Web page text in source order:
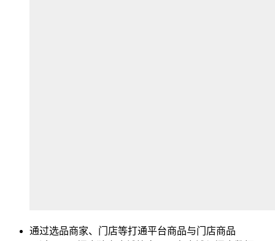
通过选品商家、门店等打通平台商品与门店商品